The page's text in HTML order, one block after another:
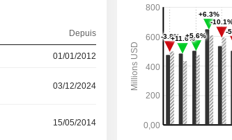
Depuis
01/01/2012
03/12/2024
15/05/2014